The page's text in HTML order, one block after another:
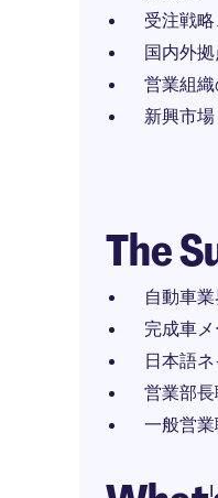
受注戦
国内外
営業組
新興市
The
自動車
完成車
日本語
営業部
一般営